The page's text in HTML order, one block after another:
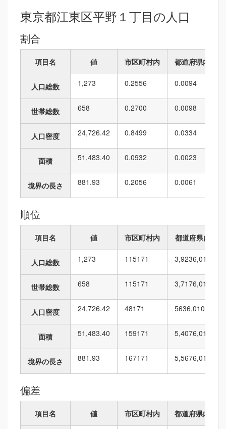
東京都江東区平野１丁目の人口
割合
項目名 値 市区町村内 都道府県内
人口総数 1,273 0.2556 0.0094
世帯総数 658 0.2700 0.0098
人口密度 24,726.42 0.8499 0.0334
面積 51,483.40 0.0932 0.0023
境界の長さ 881.93 0.2056 0.0061
順位
項目名 値 市区町村内 都道府県内
人口総数 1,273 115171 3,9236,010
世帯総数 658 115171 3,7176,010
人口密度 24,726.42 48171 5636,010
面積 51,483.40 159171 5,4076,010
境界の長さ 881.93 167171 5,5676,010
偏差
項目名 値 市区町村内 都道府県内